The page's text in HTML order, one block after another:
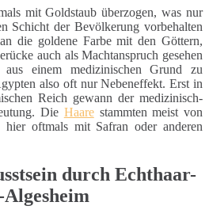
mit Goldstaub überzogen, was nur
Schicht der Bevölkerung vorbehalten
die goldene Farbe mit den Göttern,
auch als Machtanspruch gesehen
einem medizinischen Grund zu
also oft nur Nebeneffekt. Erst in
Reich gewann der medizinisch-
Die Haarestammten meist von
oftmals mit Safran oder anderen
durch Echthaar-